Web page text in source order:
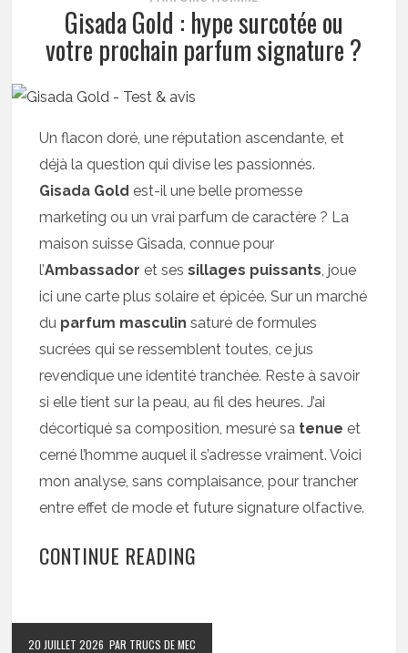
Gisada Gold : hype surcotée ou
votre prochain parfum signature ?
Un flacon doré, une réputation ascendante, et
déjà la question qui divise les passionnés.
Gisada Gold est-il une belle promesse
marketing ou un vrai parfum de caractère ? La
maison suisse Gisada, connue pour
l’Ambassador et sessillages puissants, joue
ici une carte plus solaire et épicée. Sur un marché
du parfum masculin saturé de formules
sucrées qui se ressemblent toutes, ce jus
revendique une identité tranchée. Reste à savoir
si elle tient sur la peau, au fil des heures. J’ai
décortiqué sa composition, mesuré sa tenue et
cerné l’homme auquel il s’adresse vraiment. Voici
mon analyse, sans complaisance, pour trancher
entre effet de mode et future signature olfactive.
CONTINUE READING
20 JUILLET 2026 PAR TRUCS DE MEC